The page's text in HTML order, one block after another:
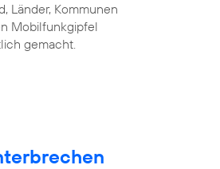
Länder, Kommunen
Mobilfunkgipfel
gemacht.